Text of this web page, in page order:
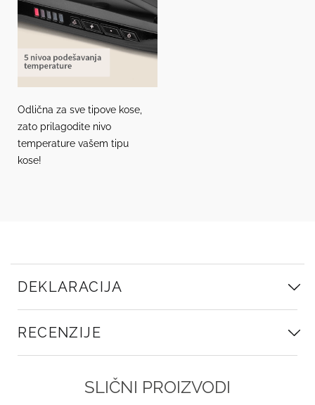
Odlična za sve tipove kose,
zato prilagodite nivo
temperature vašem tipu
kose!
DEKLARACIJA
RECENZIJE
SLIČNI PROIZVODI